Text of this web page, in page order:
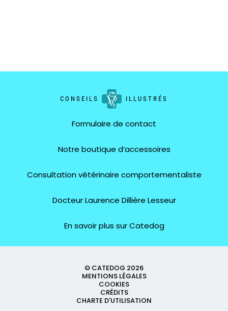
CONSEILS ILLUSTRÉS
Formulaire de contact
Notre boutique d’accessoires
Consultation vétérinaire comportementaliste
Docteur Laurence Dillière Lesseur
En savoir plus sur Catedog
© CATEDOG 2026
MENTIONS LÉGALES
COOKIES
CRÉDITS
CHARTE D'UTILISATION